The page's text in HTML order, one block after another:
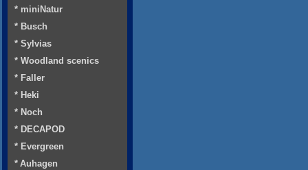
* miniNatur
* Busch
* Sylvias
* Woodland scenics
* Faller
* Heki
* Noch
* DECAPOD
* Evergreen
* Auhagen